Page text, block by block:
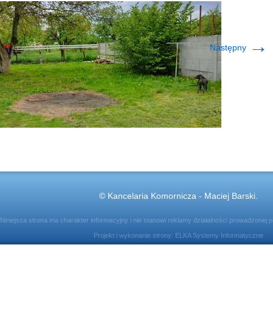
Następny →
© Kancelaria Komornicza - Maciej Barski.
Niniejsza strona ma charakter informacyjny i nie stanowi reklamy działalności prowadzonej
Projekt i wykonanie strony: ELKA Systemy Informatyczne